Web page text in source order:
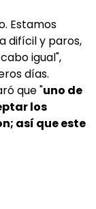
Estamos
difícil y paros,
igual",
días.
que "uno de
los
así que este